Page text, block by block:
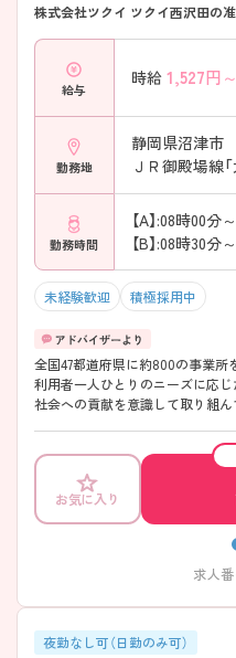
株式会社ツクイ ツクイ西沢田の
給与
時給 1,527円～
勤務地
静岡県沼津市
ＪＲ御殿場線
勤務時間
【A】:08時00分
【B】:08時30分
未経験歓迎 積極採用中
全国47都道府県に約800の事業所
利用者一人ひとりのニーズに応
社会への貢献を意識して取り組ん
の質の向上にも繋がるよう努め
育てと仕事を両立し、その能力を
「子育てサポート企業」として、
た。 ・育児短時間勤務：お子さん
を最短6時間に短縮できます。国
す。 ◆入社後は、初期研修をは
して着実にスキルアップできる環
お気に入り
求人
夜勤なし可（日勤のみ可）